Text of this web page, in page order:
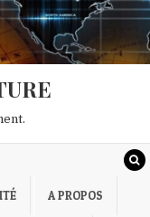
A PROPOS